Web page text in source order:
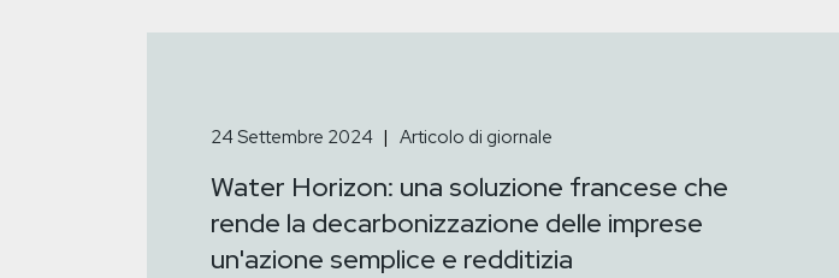
24 Settembre 2024 Articolo di giornale
Water Horizon: una soluzione francese che
rende la decarbonizzazione delle imprese
un'azione semplice e redditizia